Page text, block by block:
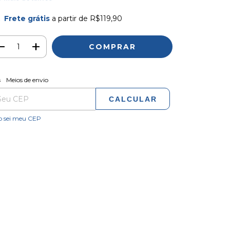
Frete grátis a partir de R$119,90
para o CEP:
Meios de envio
CALCULAR
sei meu CEP